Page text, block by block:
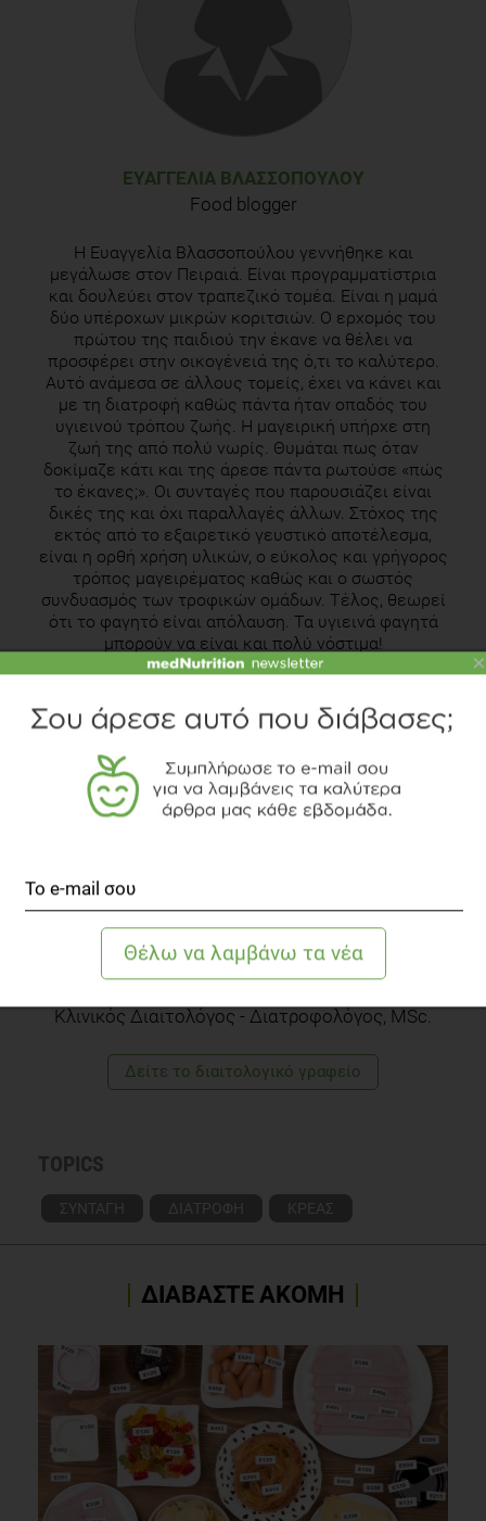
ΕΥΑΓΓΕΛΊΑ ΒΛΑΣΣΟΠΟΎΛΟΥ
Food blogger
Η Ευαγγελία Βλασσοπούλου γεννήθηκε και
μεγάλωσε στον Πειραιά. Είναι προγραμματίστρια
και δουλεύει στον τραπεζικό τομέα. Είναι η μαμά
δύο υπέροχων μικρών κοριτσιών. Ο ερχομός του
πρώτου της παιδιού την έκανε να θέλει να
προσφέρει στην οικογένειά της ό,τι το καλύτερο.
Αυτό ανάμεσα σε άλλους τομείς, έχει να κάνει και
με τη διατροφή καθώς πάντα ήταν οπαδός του
υγιεινού τρόπου ζωής. Η μαγειρική υπήρχε στη
ζωή της από πολύ νωρίς. Θυμάται πως όταν
δοκίμαζε κάτι και της άρεσε πάντα ρωτούσε «πώς
το έκανες;». Οι συνταγές που παρουσιάζει είναι
δικές της και όχι παραλλαγές άλλων. Στόχος της
εκτός από το εξαιρετικό γευστικό αποτέλεσμα,
είναι η ορθή χρήση υλικών, ο εύκολος και γρήγορος
τρόπος μαγειρέματος καθώς και ο σωστός
συνδυασμός των τροφικών ομάδων. Τέλος, θεωρεί
ότι το φαγητό είναι απόλαυση. Τα υγιεινά φαγητά
μπορούν να είναι και πολύ νόστιμα!
Κλινικός Διαιτολόγος - Διατροφολόγος, MSc.
Δείτε το διαιτολογικό γραφείο
TOPICS
ΣΥΝΤΑΓΗ ΔΙΑΤΡΟΦΗ ΚΡΕΑΣ
ΔΙΑΒΑΣΤΕ ΑΚΟΜΗ
×